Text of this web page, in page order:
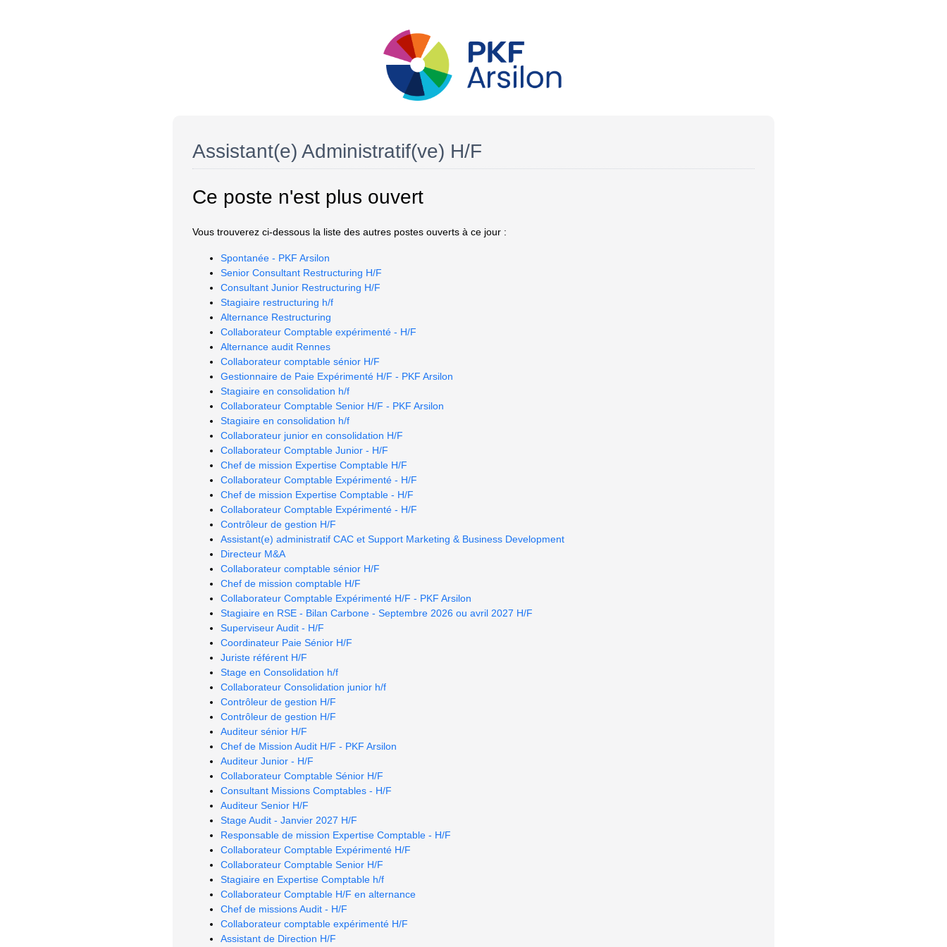
Assistant(e) Administratif(ve) H/F
Ce poste n'est plus ouvert
Vous trouverez ci-dessous la liste des autres postes ouverts à ce jour :
Spontanée - PKF Arsilon
Senior Consultant Restructuring H/F
Consultant Junior Restructuring H/F
Stagiaire restructuring h/f
Alternance Restructuring
Collaborateur Comptable expérimenté - H/F
Alternance audit Rennes
Collaborateur comptable sénior H/F
Gestionnaire de Paie Expérimenté H/F - PKF Arsilon
Stagiaire en consolidation h/f
Collaborateur Comptable Senior H/F - PKF Arsilon
Stagiaire en consolidation h/f
Collaborateur junior en consolidation H/F
Collaborateur Comptable Junior - H/F
Chef de mission Expertise Comptable H/F
Collaborateur Comptable Expérimenté - H/F
Chef de mission Expertise Comptable - H/F
Collaborateur Comptable Expérimenté - H/F
Contrôleur de gestion H/F
Assistant(e) administratif CAC et Support Marketing & Business Development
Directeur M&A
Collaborateur comptable sénior H/F
Chef de mission comptable H/F
Collaborateur Comptable Expérimenté H/F - PKF Arsilon
Stagiaire en RSE - Bilan Carbone - Septembre 2026 ou avril 2027 H/F
Superviseur Audit - H/F
Coordinateur Paie Sénior H/F
Juriste référent H/F
Stage en Consolidation h/f
Collaborateur Consolidation junior h/f
Contrôleur de gestion H/F
Contrôleur de gestion H/F
Auditeur sénior H/F
Chef de Mission Audit H/F - PKF Arsilon
Auditeur Junior - H/F
Collaborateur Comptable Sénior H/F
Consultant Missions Comptables - H/F
Auditeur Senior H/F
Stage Audit - Janvier 2027 H/F
Responsable de mission Expertise Comptable - H/F
Collaborateur Comptable Expérimenté H/F
Collaborateur Comptable Senior H/F
Stagiaire en Expertise Comptable h/f
Collaborateur Comptable H/F en alternance
Chef de missions Audit - H/F
Collaborateur comptable expérimenté H/F
Assistant de Direction H/F